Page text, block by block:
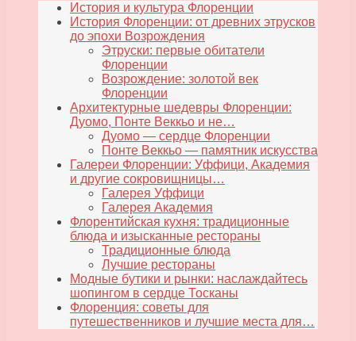
История и культура Флоренции
История Флоренции: от древних этрусков
до эпохи Возрождения
Этруски: первые обитатели
Флоренции
Возрождение: золотой век
Флоренции
Архитектурные шедевры Флоренции:
Дуомо, Понте Веккьо и не…
Дуомо — сердце Флоренции
Понте Веккьо — памятник искусства
Галереи Флоренции: Уффици, Академия
и другие сокровищницы…
Галерея Уффици
Галерея Академия
Флорентийская кухня: традиционные
блюда и изысканные рестораны
Традиционные блюда
Лучшие рестораны
Модные бутики и рынки: наслаждайтесь
шопингом в сердце Тосканы
Флоренция: советы для
путешественников и лучшие места для…